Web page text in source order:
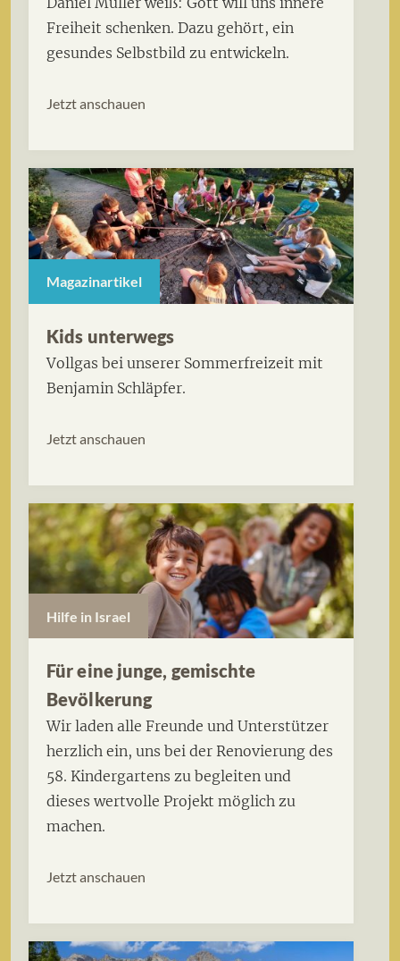
Freiheit schenken. Dazu gehört, ein
gesundes Selbstbild zu entwickeln.
Jetzt anschauen
Magazinartikel
Kids unterwegs
Vollgas bei unserer Sommerfreizeit mit
Benjamin Schläpfer.
Jetzt anschauen
Hilfe in Israel
Für eine junge, gemischte
Bevölkerung
Wir laden alle Freunde und Unterstützer
herzlich ein, uns bei der Renovierung des
58. Kindergartens zu begleiten und
dieses wertvolle Projekt möglich zu
machen.
Jetzt anschauen